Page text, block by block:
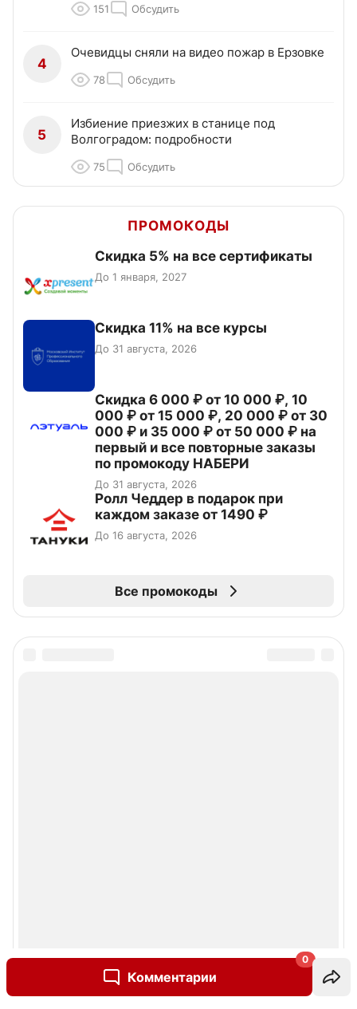
Комментарии
0
151 Обсудить
4
Очевидцы сняли на видео пожар в Ерзовке
78 Обсудить
5
Избиение приезжих в станице под
Волгоградом: подробности
75 Обсудить
ПРОМОКОДЫ
Скидка 5% на все сертификаты
До 1 января, 2027
Скидка 11% на все курсы
До 31 августа, 2026
Скидка 6 000 ₽ от 10 000 ₽, 10
000 ₽ от 15 000 ₽, 20 000 ₽ от 30
000 ₽ и 35 000 ₽ от 50 000 ₽ на
первый и все повторные заказы
по промокоду НАБЕРИ
До 31 августа, 2026
Ролл Чеддер в подарок при
каждом заказе от 1490 ₽
До 16 августа, 2026
Все промокоды